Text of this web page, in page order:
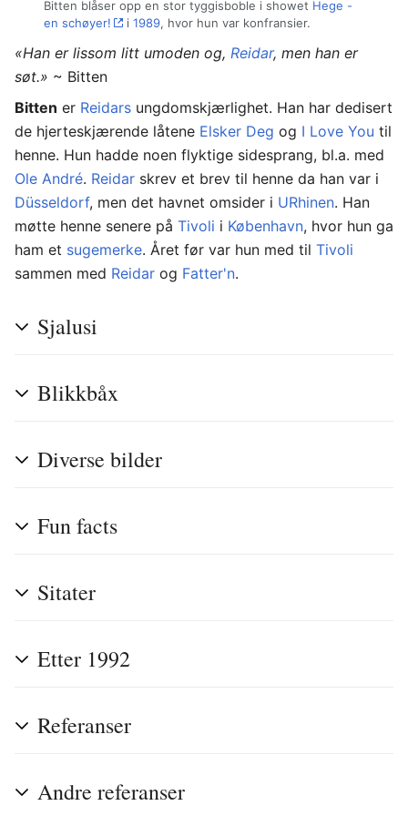
Bitten blåser opp en stor tyggisboble i showet Hege -
en schøyer!
i 1989, hvor hun var konfransier.
«Han er lissom litt umoden og, Reidar, men han er
søt.» ~ Bitten
Bitten er Reidars ungdomskjærlighet. Han har dedisert
de hjerteskjærende låtene Elsker Deg og I Love You til
henne. Hun hadde noen flyktige sidesprang, bl.a. med
Ole André. Reidar skrev et brev til henne da han var i
Düsseldorf, men det havnet omsider i URhinen. Han
møtte henne senere på Tivoli i København, hvor hun ga
ham et sugemerke. Året før var hun med til Tivoli
sammen med Reidar og Fatter'n.
Sjalusi
Blikkbåx
Diverse bilder
Fun facts
Sitater
Etter 1992
Referanser
Andre referanser